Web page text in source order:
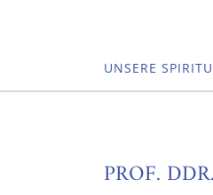
UNSERE
PROF.